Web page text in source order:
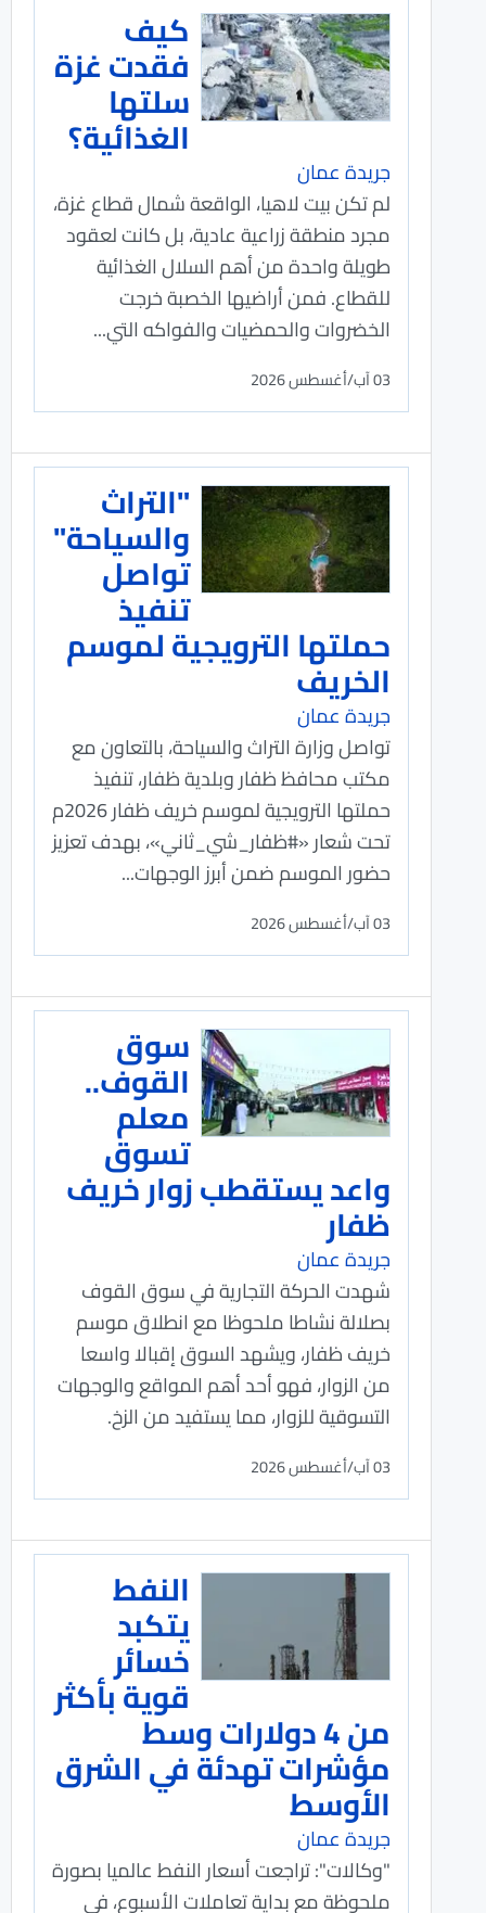
كيف
فقدت غزة
سلتها
الغذائية؟
جريدة عمان
لم تكن بيت لاهيا، الواقعة شمال قطاع غزة،
مجرد منطقة زراعية عادية، بل كانت لعقود
طويلة واحدة من أهم السلال الغذائية
للقطاع. فمن أراضيها الخصبة خرجت
الخضروات والحمضيات والفواكه التي...
03 آب/أغسطس 2026
"التراث
والسياحة"
تواصل
تنفيذ
حملتها الترويجية لموسم
الخريف
جريدة عمان
تواصل وزارة التراث والسياحة، بالتعاون مع
مكتب محافظ ظفار وبلدية ظفار، تنفيذ
حملتها الترويجية لموسم خريف ظفار 2026م
تحت شعار «#ظفار_شي_ثاني»، بهدف تعزيز
حضور الموسم ضمن أبرز الوجهات...
03 آب/أغسطس 2026
سوق
القوف..
معلم
تسوق
واعد يستقطب زوار خريف
ظفار
جريدة عمان
شهدت الحركة التجارية في سوق القوف
بصلالة نشاطا ملحوظا مع انطلاق موسم
خريف ظفار، ويشهد السوق إقبالا واسعا
من الزوار، فهو أحد أهم المواقع والوجهات
التسوقية للزوار، مما يستفيد من الزخ.
03 آب/أغسطس 2026
النفط
يتكبد
خسائر
قوية بأكثر
من 4 دولارات وسط
مؤشرات تهدئة في الشرق
الأوسط
جريدة عمان
"وكالات": تراجعت أسعار النفط عالميا بصورة
ملحوظة مع بداية تعاملات الأسبوع، في